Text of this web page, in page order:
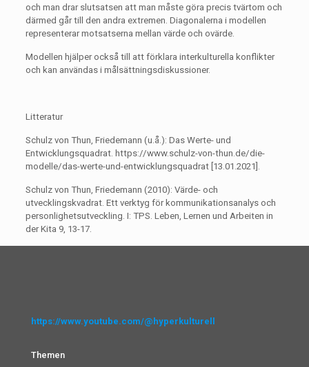
och man drar slutsatsen att man måste göra precis tvärtom och
därmed går till den andra extremen. Diagonalerna i modellen
representerar motsatserna mellan värde och ovärde.
Modellen hjälper också till att förklara interkulturella konflikter
och kan användas i målsättningsdiskussioner.
Litteratur
Schulz von Thun, Friedemann (u.å.): Das Werte- und
Entwicklungsquadrat. https://www.schulz-von-thun.de/die-
modelle/das-werte-und-entwicklungsquadrat [13.01.2021].
Schulz von Thun, Friedemann (2010): Värde- och
utvecklingskvadrat. Ett verktyg för kommunikationsanalys och
personlighetsutveckling. I: TPS. Leben, Lernen und Arbeiten in
der Kita 9, 13-17.
https://www.youtube.com/@hyperkulturell
Themen